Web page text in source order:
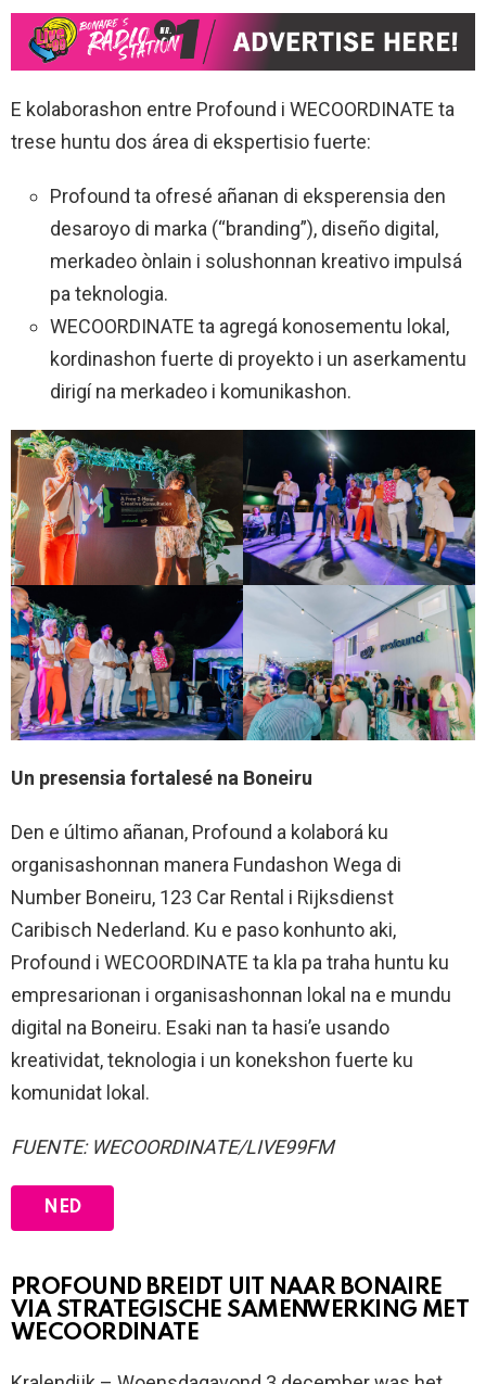
E kolaborashon entre Profound i WECOORDINATE ta
trese huntu dos área di ekspertisio fuerte:
Profound ta ofresé añanan di eksperensia den
desaroyo di marka (“branding”), diseño digital,
merkadeo ònlain i solushonnan kreativo impulsá
pa teknologia.
WECOORDINATE ta agregá konosementu lokal,
kordinashon fuerte di proyekto i un aserkamentu
dirigí na merkadeo i komunikashon.
Un presensia fortalesé na Boneiru
Den e último añanan, Profound a kolaborá ku
organisashonnan manera Fundashon Wega di
Number Boneiru, 123 Car Rental i Rijksdienst
Caribisch Nederland. Ku e paso konhunto aki,
Profound i WECOORDINATE ta kla pa traha huntu ku
empresarionan i organisashonnan lokal na e mundu
digital na Boneiru. Esaki nan ta hasi’e usando
kreatividat, teknologia i un konekshon fuerte ku
komunidat lokal.
FUENTE: WECOORDINATE/LIVE99FM
NED
PROFOUND BREIDT UIT NAAR BONAIRE
VIA STRATEGISCHE SAMENWERKING MET
WECOORDINATE